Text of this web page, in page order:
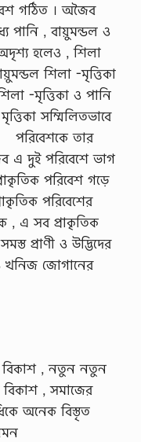
গঠিত । অজৈব
পানি , বায়ুমন্ডল ও
হলেও , শিলা
শিলা -মৃত্তিকা
-মৃত্তিকা ও পানি
সম্মিলিতভাবে
পরিবেশকে তার
দুই পরিবেশে ভাগ
পরিবেশ গড়ে
পরিবেশের
, এ সব প্রাকৃতিক
প্রাণী ও উদ্ভিদের
খনিজ জােগানের
বিকাশ , নতুন নতুন
বিকাশ , সমাজের
অনেক বিস্তৃত